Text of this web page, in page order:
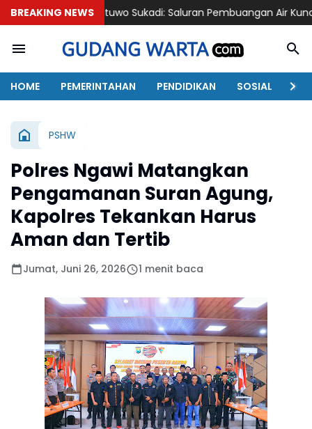
BREAKING NEWS
Sukadi: Saluran Pembuangan Air Kunci Pokok
HOME PEMERINTAHAN PENDIDIKAN SOSIAL
PSHW
Polres Ngawi Matangkan
Pengamanan Suran Agung,
Kapolres Tekankan Harus
Aman dan Tertib
Jumat, Juni 26, 2026 1 menit baca